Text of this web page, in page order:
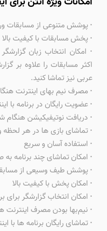
· پوشش متنوعی از مسابقات
· پخش مسابقات با کیفیت بالا
· امکان انتخاب زبان
اکثر مسابقات را علاوه بر
عربی نیز تماشا کنید.
· مصرف نیم بهای اینترنت
· عضویت رایگان در برنامه با
· دریافت نوتیفیکیشن
· تماشای بازی ها در هر لحظه
· استفاده آسان و سریع
· امکان تماشای چند برنامه
· پوشش طیف وسیعی از
· امکان پخش با کیفیت بالا
· امکان انتخاب گزارشگر برای
· نیم‌بها بودن مصرف اینترنت
· تماشای رایگان برنامه ها با